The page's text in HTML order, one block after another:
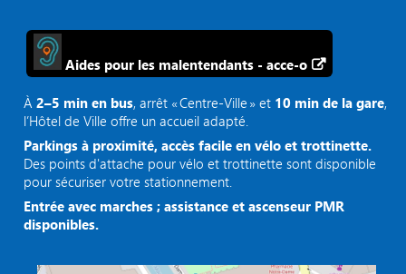
Aides pour les malentendants - acce-o
À2–5 min en bus, arrêt « Centre‑Ville » et 10 min de la gare,
l’Hôtel de Ville offre un accueil adapté.
Parkings à proximité, accès facile en vélo et trottinette.
Des points d'attache pour vélo et trottinette sont disponible
pour sécuriser votre stationnement.
Entrée avec marches ; assistance et ascenseur PMR
disponibles.